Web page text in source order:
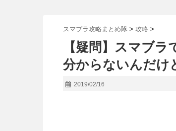
スマブラ攻略まとめ隊 > 攻略 >
【疑問】スマブ
分からないんだけ
2019/02/16